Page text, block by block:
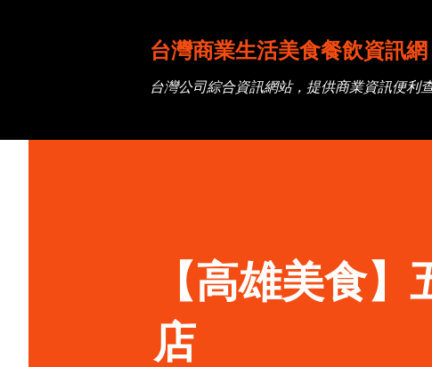
台灣商業生活美食餐飲資訊網
台灣公司綜合資訊網站，提供商業資訊便利
【高雄美食
店